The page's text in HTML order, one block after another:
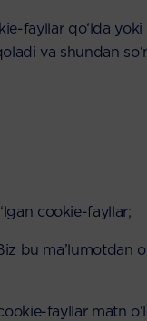
fayllar qo‘lda
va shundan
cookie-fayllar;
bu ma’lumotdan
fayllar matn